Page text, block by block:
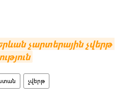
չարտերային չվերթ
չվերթ